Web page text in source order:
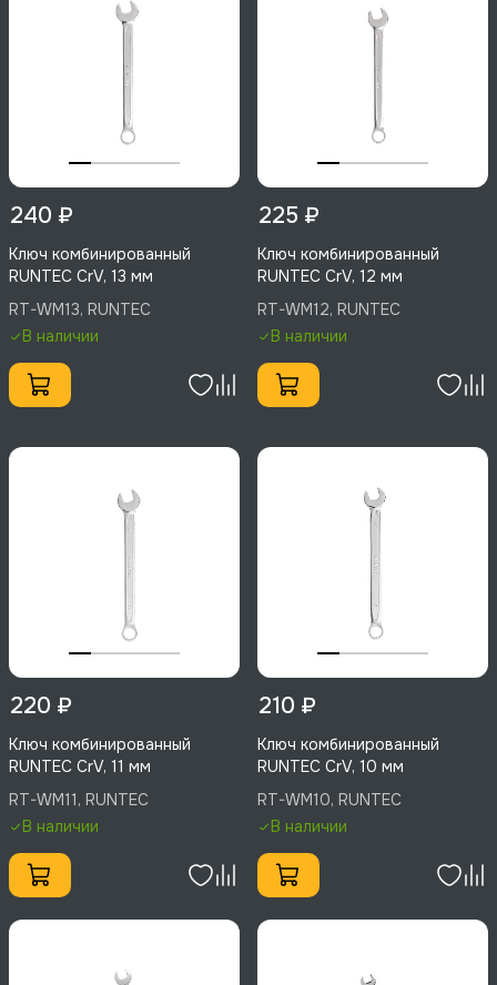
240 ₽
Ключ комбинированный
RUNTEC CrV, 13 мм
RT-WM13, RUNTEC
В наличии
225 ₽
Ключ комбинированный
RUNTEC CrV, 12 мм
RT-WM12, RUNTEC
В наличии
220 ₽
Ключ комбинированный
RUNTEC CrV, 11 мм
RT-WM11, RUNTEC
В наличии
210 ₽
Ключ комбинированный
RUNTEC CrV, 10 мм
RT-WM10, RUNTEC
В наличии